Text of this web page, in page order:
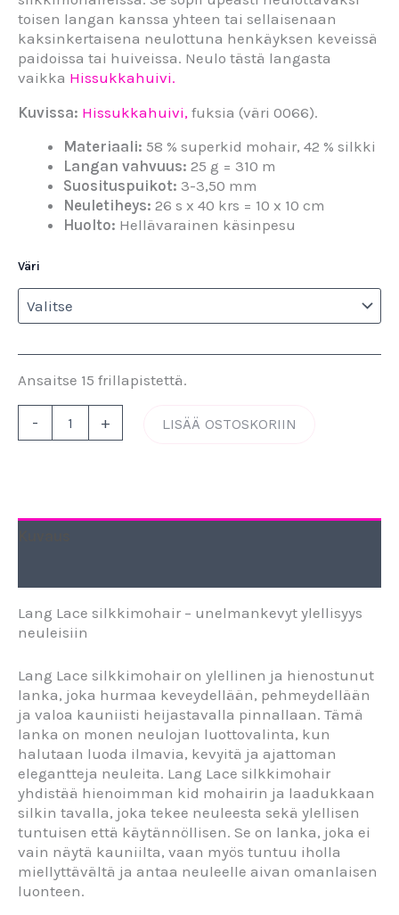
toisen langan kanssa yhteen tai sellaisenaan
kaksinkertaisena neulottuna henkäyksen keveissä
paidoissa tai huiveissa. Neulo tästä langasta
vaikka Hissukkahuivi.
Kuvissa: Hissukkahuivi, fuksia (väri 0066).
Materiaali: 58 % superkid mohair, 42 % silkki
Langan vahvuus: 25 g = 310 m
Suosituspuikot: 3-3,50 mm
Neuletiheys: 26 s x 40 krs = 10 x 10 cm
Huolto: Hellävarainen käsinpesu
Väri
Ansaitse 15 frillapistettä.
- + LISÄÄ OSTOSKORIIN
Lang Lace silkkimohair – unelmankevyt ylellisyys
neuleisiin
Lang Lace silkkimohair on ylellinen ja hienostunut
lanka, joka hurmaa keveydellään, pehmeydellään
ja valoa kauniisti heijastavalla pinnallaan. Tämä
lanka on monen neulojan luottovalinta, kun
halutaan luoda ilmavia, kevyitä ja ajattoman
elegantteja neuleita. Lang Lace silkkimohair
yhdistää hienoimman kid mohairin ja laadukkaan
silkin tavalla, joka tekee neuleesta sekä ylellisen
tuntuisen että käytännöllisen. Se on lanka, joka ei
vain näytä kauniilta, vaan myös tuntuu iholla
miellyttävältä ja antaa neuleelle aivan omanlaisen
luonteen.